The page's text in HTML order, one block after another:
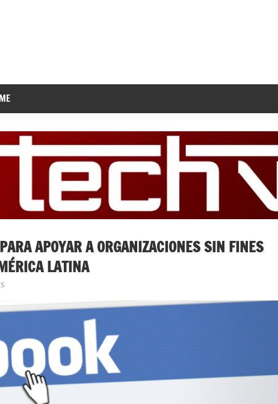
APOYAR A ORGANIZACIONES SIN FINES
LATINA